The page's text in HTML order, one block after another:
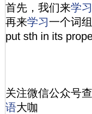
首先，我们来学习
再来学习一个词
put sth in its
关注微信公众号
语大咖